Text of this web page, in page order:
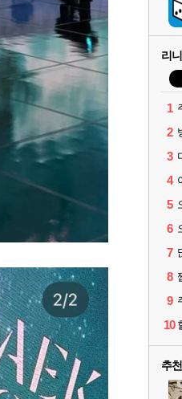
리
1
2
3
4
5
6
7
8
9
10
추